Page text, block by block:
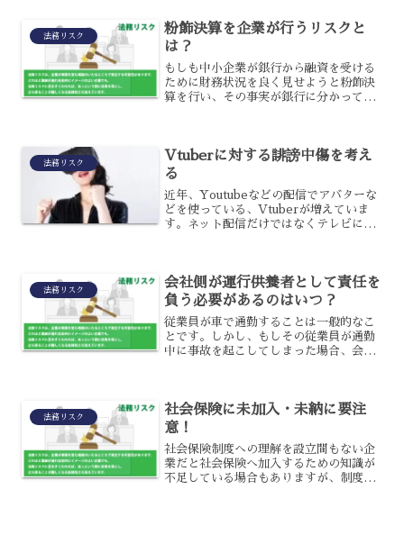
ぐ赤字になるなど、経営破綻...
法務リスク
粉飾決算を企業が行うリスクと
は？
もしも中小企業が銀行から融資を受ける
ために財務状況を良く見せようと粉飾決
算を行い、その事実が銀行に分かってし
担当の店舗と審査部が話し...
法務リスク
Vtuberに対する誹謗中傷を考え
る
近年、Youtubeなどの配信でアバターな
どを使っている、Vtuberが増えていま
す。ネット配信だけではなくテレビに出
意見も増...
法務リスク
会社側が運行供養者として責任を
負う必要があるのはいつ？
従業員が車で通勤することは一般的なこ
とです。しかし、もしその従業員が通勤
中に事故を起こしてしまった場合、会社
下に当てはまれば、原則と...
法務リスク
社会保険に未加入・未納に要注
意！
社会保険制度への理解を設立間もない企
業だと社会保険へ加入するための知識が
不足している場合もありますが、制度の